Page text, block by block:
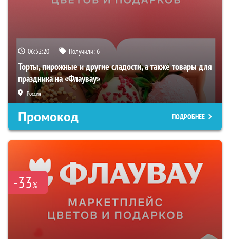
06:52:19 Получили:6
Торты, пирожные и другие сладости, а также товары для
праздника на «Флаувау»
Россия
Промокод ПОДРОБНЕЕ
-33%